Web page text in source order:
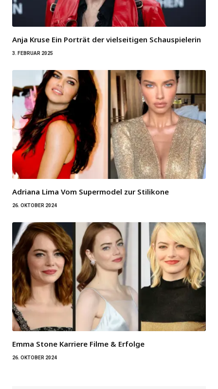
Anja Kruse Ein Porträt der vielseitigen Schauspielerin
3. FEBRUAR 2025
Adriana Lima Vom Supermodel zur Stilikone
26. OKTOBER 2024
Emma Stone Karriere Filme & Erfolge
26. OKTOBER 2024